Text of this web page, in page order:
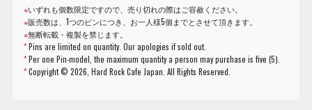
※いずれも個数限定ですので、売り切れの際はご容赦ください。
※販売数は、1つのピンにつき、お一人様5個までとさせて頂きます。
※無断転載・複製を禁じます。
*Pins are limited on quantity. Our apologies if sold out.
*Per one Pin-model, the maximum quantity a person may purchase is five (5).
*Copyright ©2026, Hard Rock Cafe Japan. All Rights Reserved.